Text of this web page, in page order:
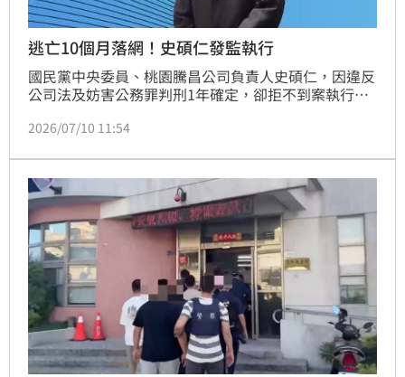
逃亡10個月落網！史碩仁發監執行
國民黨中央委員、桃園騰昌公司負責人史碩仁，因違反
公司法及妨害公務罪判刑1年確定，卻拒不到案執行遭
區落網，檢方訊後已火速發監。史碩仁在地方爭議不
員踢爆「假共清、真廢清」，甚至橫行市府各局處，長
期以來頻繁檢舉與陳情的作風，使其成為相關單位的頭
痛人物。此次落網終結其逃亡生活，也讓這名地方爭議
人物再度引發社會
2026/07/10 11:54